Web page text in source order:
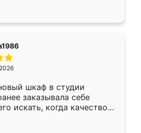
работу!
шкаф в студии
заказывала себе
искать, когда качеством
Служит кухня уже почти
нет.